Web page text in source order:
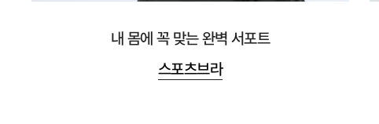
내 몸에 꼭 맞는 완벽 서포트
스포츠브라